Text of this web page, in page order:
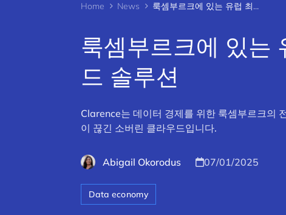
Home News 룩셈부르크에 있는 유럽 최초의 분리된 소버린 클라우드 솔루션
룩셈부르크에 있는
드 솔루션
Clarence는 데이터 경제를 위한 룩셈부르크의
이 끊긴 소버린 클라우드입니다.
Abigail Okorodus 07/01/2025
Data economy